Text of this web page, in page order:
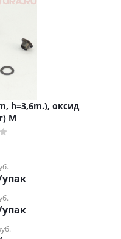
h=3,6m.), оксид
М